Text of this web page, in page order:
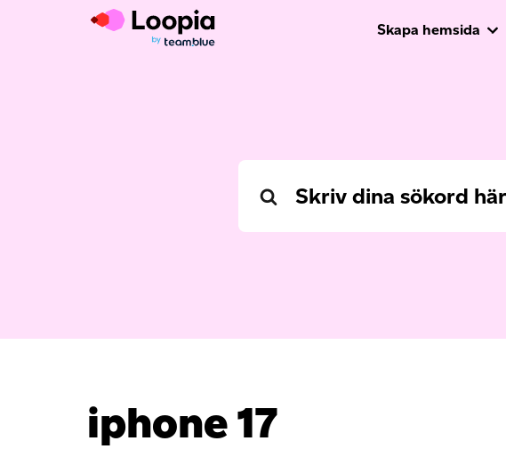
Skapa hemsida
Search
iphone 17